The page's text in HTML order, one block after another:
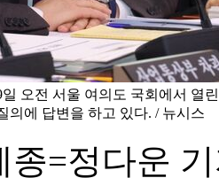
오전 서울 여의도 국회에서 열
의에 답변을 하고 있다. / 뉴시스
종=정다운